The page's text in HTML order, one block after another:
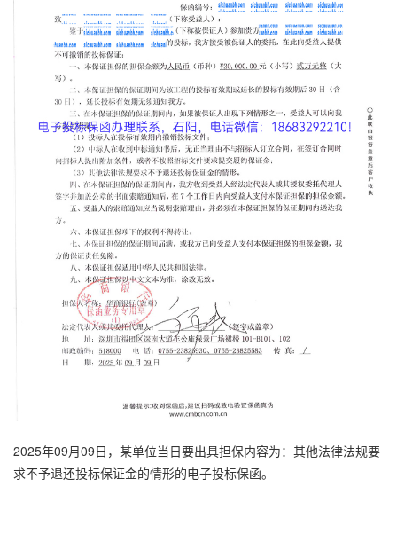
2025年09月09日，某单位当日要出具担保内容为：其他法律法规要
求不予退还投标保证金的情形的电子投标保函。